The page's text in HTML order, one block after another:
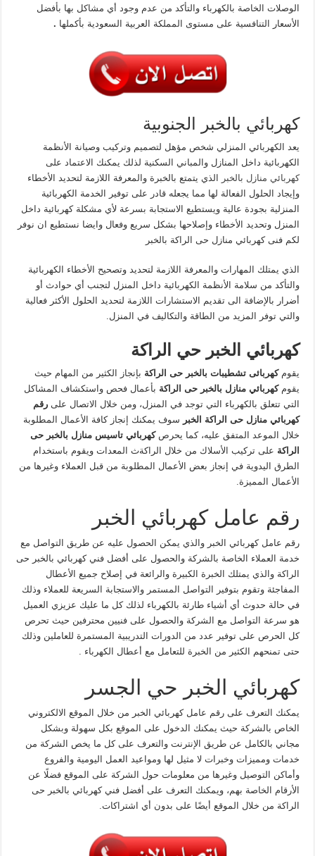
الوصلات الخاصة بالكهرباء والتأكد من عدم وجود أي مشاكل بها بأفضل
الأسعار التنافسية على مستوى المملكة العربية السعودية بأكملها .
كهربائي بالخبر الجنوبية
يعد الكهربائي المنزلي شخص مؤهل لتصميم وتركيب وصيانة الأنظمة
الكهربائية داخل المنازل والمباني السكنية لذلك يمكنك الاعتماد على
كهربائي منازل بالخبر
الذي يتمتع بالخبرة والمعرفة اللازمة لتحديد الأخطاء
وإيجاد الحلول الفعالة لها مما يجعله قادر على توفير الخدمة الكهربائية
المنزلية بجودة عالية ويستطيع الاستجابة بسرعة لأي مشكلة كهربائية داخل
المنزل وتحديد الأخطاء وإصلاحها بشكل سريع وفعال وايضا نستطيع ان نوفر
لكم فنى كهربائي منازل حى الراكة بالخبر
الذي يمتلك المهارات والمعرفة اللازمة لتحديد وتصحيح الأخطاء الكهربائية
والتأكد من سلامة الأنظمة الكهربائية داخل المنزل لتجنب أي حوادث أو
أضرار بالإضافة الى تقديم الاستشارات اللازمة لتحديد الحلول الأكثر فعالية
والتي توفر المزيد من الطاقة والتكاليف في المنزل.
كهربائي الخبر حي الراكة
يقومكهربائى تشطيبات بالخبر حى الراكة بإنجاز الكثير من المهام حيث
يقومكهربائي منازل بالخبر حى الراكة بأعمال فحص واستكشاف المشاكل
التي تتعلق بالكهرباء التي توجد في المنزل، ومن خلال الاتصال علىرقم
كهربائي منازل حى الراكة الخبر سوف يمكنك إنجاز كافة الأعمال المطلوبة
خلال الموعد المتفق عليه، كما يحرصكهربائي تاسيس منازل بالخبر حى
الراكة على تركيب الأسلاك من خلال الراكةث المعدات ويقوم باستخدام
الطرق اليدوية في إنجاز بعض الأعمال المطلوبة من قبل العملاء وغيرها من
الأعمال المميزة.
رقم عامل كهربائي الخبر
رقم عامل كهربائي الخبر والذي يمكن الحصول عليه عن طريق التواصل مع
خدمة العملاء الخاصة بالشركة والحصول على أفضل فني كهربائي بالخبر حى
الراكة والذي يمتلك الخبرة الكبيرة والرائعة في إصلاح جميع الأعطال
المفاجئة وتقوم بتوفير التواصل المستمر والاستجابة السريعة للعملاء وذلك
في حالة حدوث أي أشياء طارئة بالكهرباء لذلك كل ما عليك عزيزي العميل
هو سرعة التواصل مع الشركة والحصول على فنيين محترفين حيث تحرص
كل الحرص على توفير عدد من الدورات التدريبية المستمرة للعاملين وذلك
حتى تمنحهم الكثير من الخبرة للتعامل مع أعطال الكهرباء .
كهربائي الخبر حي الجسر
يمكنك التعرف على رقم عامل كهربائي الخبر من خلال الموقع الالكتروني
الخاص بالشركة حيث يمكنك الدخول على الموقع بكل سهولة وبشكل
مجاني بالكامل عن طريق الإنترنت والتعرف على كل ما يخص الشركة من
خدمات ومميزات وخبرات لا مثيل لها ومواعيد العمل اليومية والفروع
وأماكن التوصيل وغيرها من معلومات حول الشركة على الموقع فضلًا عن
الأرقام الخاصة بهم، ويمكنك التعرف على أفضل فني كهربائي بالخبر حى
الراكة من خلال الموقع أيضًا على بدون أي اشتراكات.